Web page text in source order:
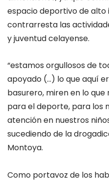
espacio deportivo de alto
contrarresta las
y juventud celayense.
“estamos orgullosos de
apoyado (…) lo que aquí
basurero, miren en lo
para el deporte, para los
atención en nuestros
sucediendo de la
Montoya.
Como portavoz de los